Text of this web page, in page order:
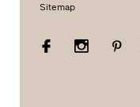
Sitemap